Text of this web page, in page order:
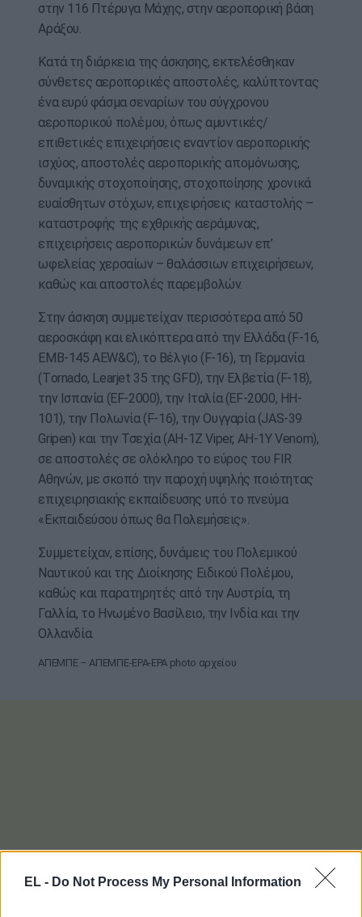
EL - Do Not Process My Personal Information
στην 116 Πτέρυγα Μάχης, στην αεροπορική βάση
Αράξου.
Κατά τη διάρκεια της άσκησης, εκτελέσθηκαν
σύνθετες αεροπορικές αποστολές, καλύπτοντας
ένα ευρύ φάσμα σεναρίων του σύγχρονου
αεροπορικού πολέμου, όπως αμυντικές/
επιθετικές επιχειρήσεις εναντίον αεροπορικής
ισχύος, αποστολές αεροπορικής απομόνωσης,
δυναμικής στοχοποίησης, στοχοποίησης χρονικά
ευαίσθητων στόχων, επιχειρήσεις καταστολής –
καταστροφής της εχθρικής αεράμυνας,
επιχειρήσεις αεροπορικών δυνάμεων επ’
ωφελείας χερσαίων – θαλάσσιων επιχειρήσεων,
καθώς και αποστολές παρεμβολών.
Στην άσκηση συμμετείχαν περισσότερα από 50
αεροσκάφη και ελικόπτερα από την Ελλάδα (F-16,
EMB-145 AEW&C), το Βέλγιο (F-16), τη Γερμανία
(Τornado, Learjet 35 της GFD), την Ελβετία (F-18),
την Ισπανία (EF-2000), την Ιταλία (EF-2000, HH-
101), την Πολωνία (F-16), την Ουγγαρία (JAS-39
Gripen) και την Τσεχία (AH-1Z Viper, AH-1Y Venom),
σε αποστολές σε ολόκληρο το εύρος του FIR
Αθηνών, με σκοπό την παροχή υψηλής ποιότητας
επιχειρησιακής εκπαίδευσης υπό το πνεύμα
«Εκπαιδεύσου όπως θα Πολεμήσεις».
Συμμετείχαν, επίσης, δυνάμεις του Πολεμικού
Ναυτικού και της Διοίκησης Ειδικού Πολέμου,
καθώς και παρατηρητές από την Αυστρία, τη
Γαλλία, το Ηνωμένο Βασίλειο, την Ινδία και την
Ολλανδία.
ΑΠΕΜΠΕ – ΑΠΕΜΠΕ-EPA-EPA photo αρχείου